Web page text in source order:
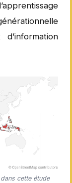
cette étude